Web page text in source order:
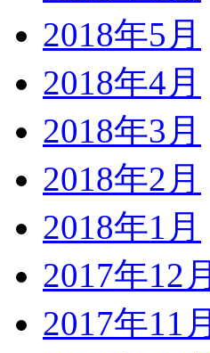
2018年5月
2018年4月
2018年3月
2018年2月
2018年1月
2017年12月
2017年11月